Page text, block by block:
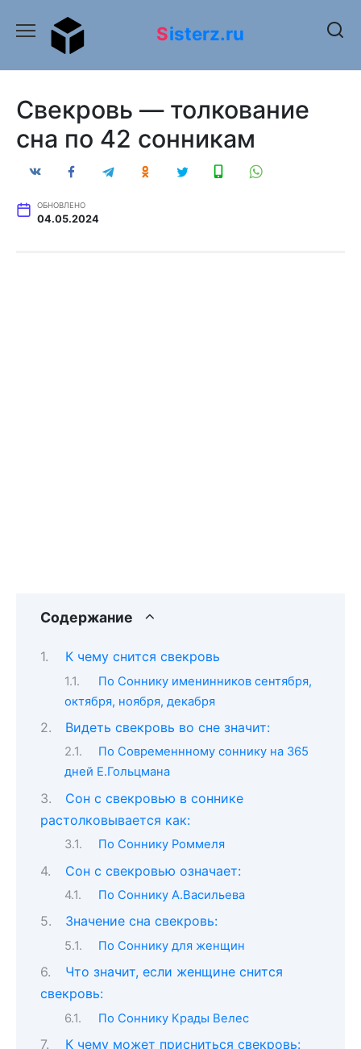
содержанию
Sisterz.ru
Свекровь — толкование
сна по 42 сонникам
ОБНОВЛЕНО
04.05.2024
Содержание
К чему снится свекровь
По Соннику именинников сентября,
октября, ноября, декабря
Видеть свекровь во сне значит:
По Современнному соннику на 365
дней Е.Гольцмана
Сон c свекровью в соннике
растолковывается как:
По Соннику Роммеля
Сон с свекровью означает:
По Соннику А.Васильева
Значение сна свекровь:
По Соннику для женщин
Что значит, если женщине снится
свекровь:
По Соннику Крады Велес
К чему может присниться свекровь: